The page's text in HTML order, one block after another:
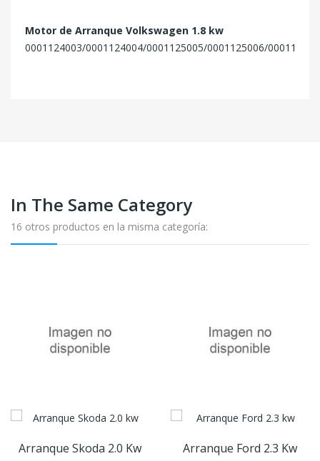
Motor de Arranque Volkswagen 1.8 kw
0001124003/0001124004/0001125005/0001125006/
In The Same Category
16 otros productos en la misma categoría:
Arranque Skoda 2.0 Kw Arranque Ford 2.3 Kw